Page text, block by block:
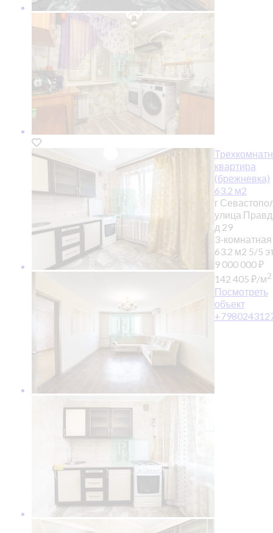
квартира
(брежневка)
63.2 м2
г
улица
д 29
3-комнатная
63.2 м2 5/5
9 000 000₽
142 405 ₽/м2
Посмотреть
объект